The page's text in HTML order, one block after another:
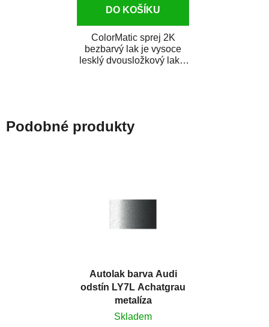
DO KOŠÍKU
ColorMatic sprej 2K
bezbarvý lak je vysoce
lesklý dvousložkový lak s
Podobné produkty
Autolak barva Audi
odstín LY7L Achatgrau
metalíza
Skladem